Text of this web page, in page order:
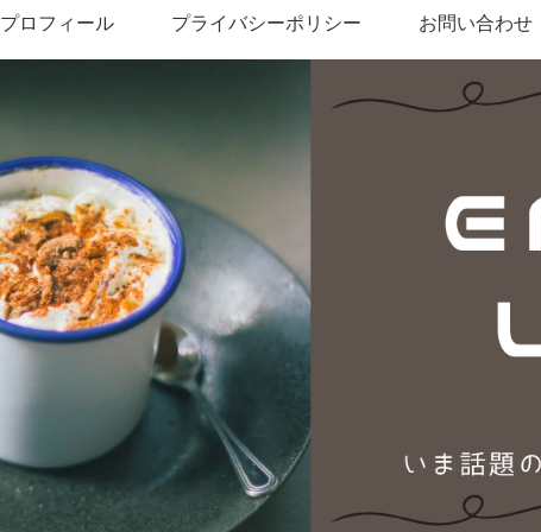
プロフィール プライバシーポリシー お問い合わせ